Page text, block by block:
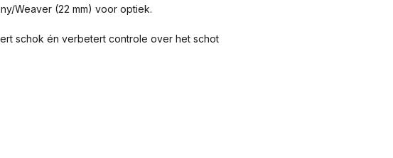
Weaver (22 mm) voor optiek.
schok én verbetert controle over het schot